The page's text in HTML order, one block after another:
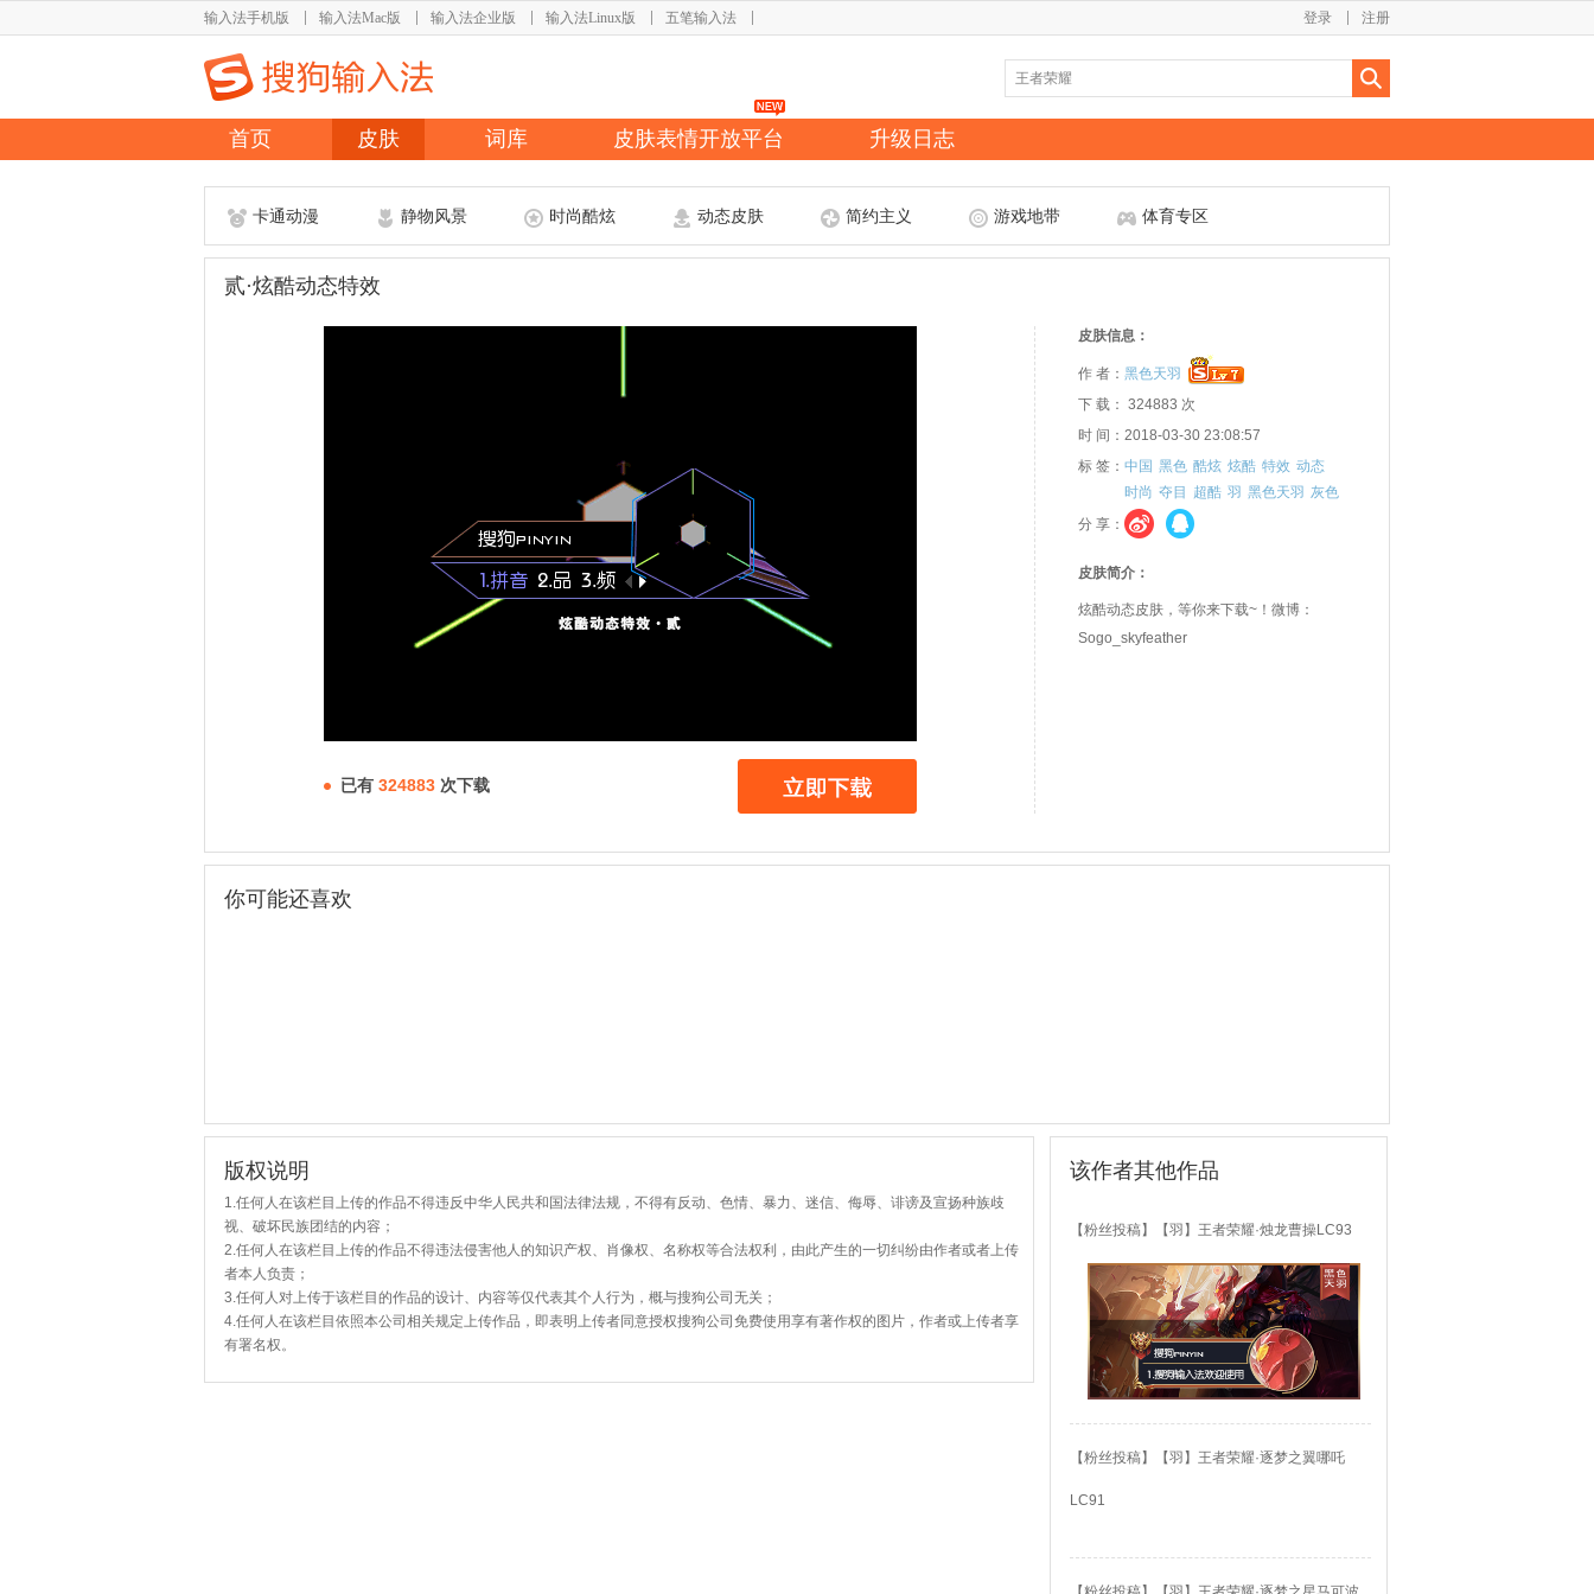
输入法手机版 输入法Mac版 输入法企业版 输入法Linux版 五笔输入法 注册
登录
首页 皮肤 词库 皮肤表情开放平台 升级日志
卡通动漫 静物风景 时尚酷炫 动态皮肤 简约主义 游戏地带 体育专区
贰·炫酷动态特效
已有 324883 次下载
皮肤信息：
作 者： 黑色天羽
下 载： 324883 次
时 间：2018-03-30 23:08:57
标 签： 中国 黑色 酷炫 炫酷 特效 动态
时尚 夺目 超酷 羽 黑色天羽 灰色
分 享：
皮肤简介：
炫酷动态皮肤，等你来下载~！微博：
Sogo_skyfeather
你可能还喜欢
版权说明
1.任何人在该栏目上传的作品不得违反中华人民共和国法律法规，不得有反动、色情、暴力、迷信、侮辱、诽谤及宣扬种族歧
视、破坏民族团结的内容；
2.任何人在该栏目上传的作品不得违法侵害他人的知识产权、肖像权、名称权等合法权利，由此产生的一切纠纷由作者或者上传
者本人负责；
3.任何人对上传于该栏目的作品的设计、内容等仅代表其个人行为，概与搜狗公司无关；
4.任何人在该栏目依照本公司相关规定上传作品，即表明上传者同意授权搜狗公司免费使用享有著作权的图片，作者或上传者享
有署名权。
该作者其他作品
【粉丝投稿】【羽】王者荣耀·烛龙曹操LC93
【粉丝投稿】【羽】王者荣耀·逐梦之翼哪吒
LC91